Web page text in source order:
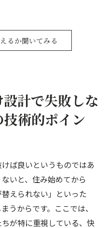
るか聞いてみる
設計で失敗しな
術的ポイン
ば良いというものではあ
いと、住み始めてから
えられない」といった
うからです。ここでは、
が特に重視している、快